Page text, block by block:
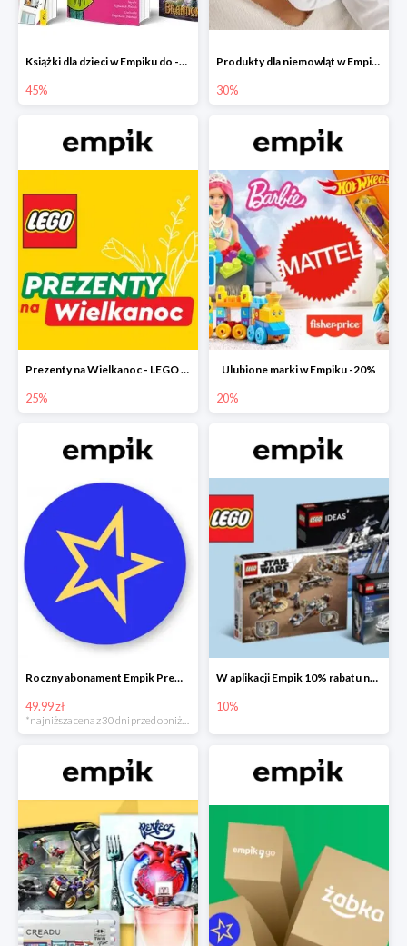
Książki dla dzieci w Empiku do -45%
45%
Produkty dla niemowląt w Empiku do -30%
30%
Prezenty na Wielkanoc - LEGO w Empiku do -25%
25%
Ulubione marki w Empiku -20%
20%
Roczny abonament Empik Premium w super cenie
49.99 zł
*najniższa cena z 30 dni przed obniżką
W aplikacji Empik 10% rabatu na klocki LEGO
10%